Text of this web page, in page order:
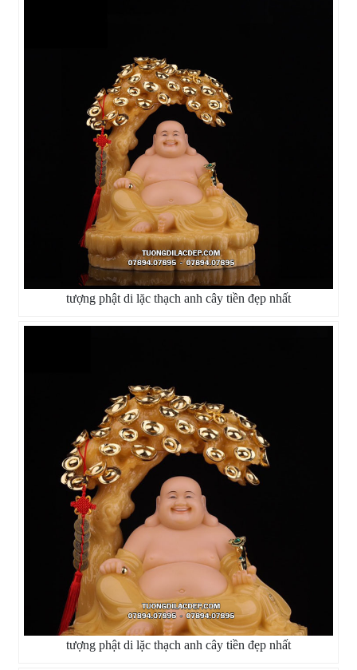
tượng phật di lặc thạch anh cây tiền đẹp nhất
tượng phật di lặc thạch anh cây tiền đẹp nhất